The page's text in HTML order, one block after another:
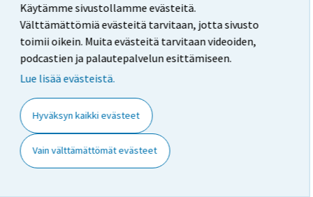
Käytämme sivustollamme evästeitä.
Välttämättömiä evästeitä tarvitaan, jotta sivusto
toimii oikein. Muita evästeitä tarvitaan videoiden,
podcastien ja palautepalvelun esittämiseen.
Lue lisää evästeistä.
Hyväksyn kaikki evästeet
Vain välttämättömät evästeet
(kuukausittain) toteutettava kuluttajien mielialoja ja
aikomuksia selvittävä tutkimus Suomessa. Tutkimus
tehdään tärkeimpien kysymystensä osalta täsmälleen
samanlaisena kaikissa EU-maissa (ks. edellä kohdat 5 ja
6).
Koska kuluttajabarometrin päätarkoituksena on
kansantalouden ja yksityisen kulutuksen
muutossuuntien ennakoiminen, tutkimus pyritään
toteuttamaan menetelmiensä ja kysymystensä osalta
ajassa mahdollisimman muuttumattomana. Näin on